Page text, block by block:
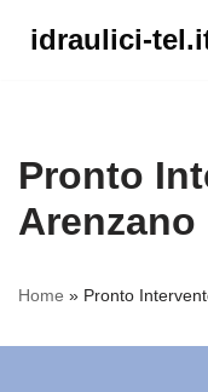
idraulici-
Home » Pronto
Pronto
Arenzano